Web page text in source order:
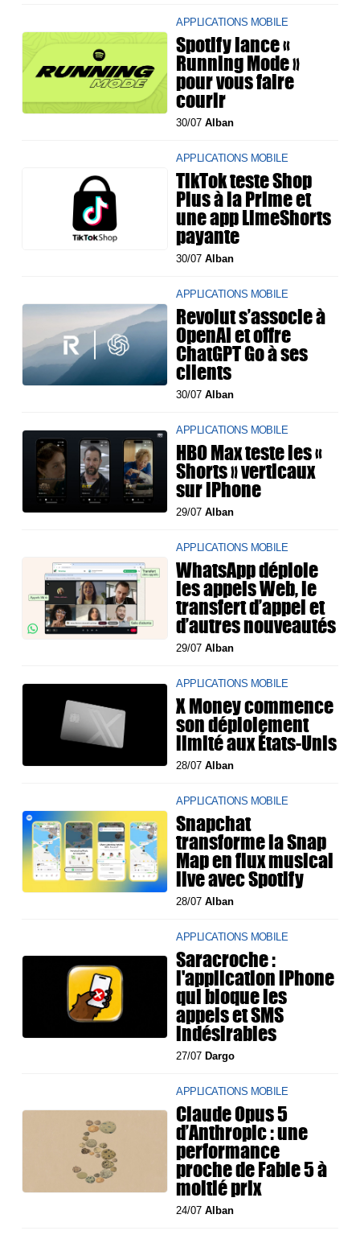
APPLICATIONS MOBILE
Spotify lance «
Running Mode »
pour vous faire
courir
30/07Alban
APPLICATIONS MOBILE
TikTok teste Shop
Plus à la Prime et
une app LimeShorts
payante
30/07Alban
APPLICATIONS MOBILE
Revolut s’associe à
OpenAI et offre
ChatGPT Go à ses
clients
30/07Alban
APPLICATIONS MOBILE
HBO Max teste les «
Shorts » verticaux
sur iPhone
29/07Alban
APPLICATIONS MOBILE
WhatsApp déploie
les appels Web, le
transfert d’appel et
d’autres nouveautés
29/07Alban
APPLICATIONS MOBILE
X Money commence
son déploiement
limité aux États-Unis
28/07Alban
APPLICATIONS MOBILE
Snapchat
transforme la Snap
Map en flux musical
live avec Spotify
28/07Alban
APPLICATIONS MOBILE
Saracroche :
l'application iPhone
qui bloque les
appels et SMS
indésirables
27/07 Dargo
APPLICATIONS MOBILE
Claude Opus 5
d’Anthropic : une
performance
proche de Fable 5 à
moitié prix
24/07Alban